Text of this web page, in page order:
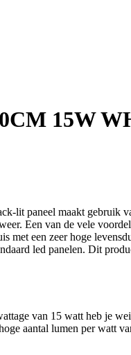
15W
lit paneel maakt gebruik
Een van de vele
met een zeer hoge
led panelen. Dit
van 15 watt heb je
aantal lumen per watt